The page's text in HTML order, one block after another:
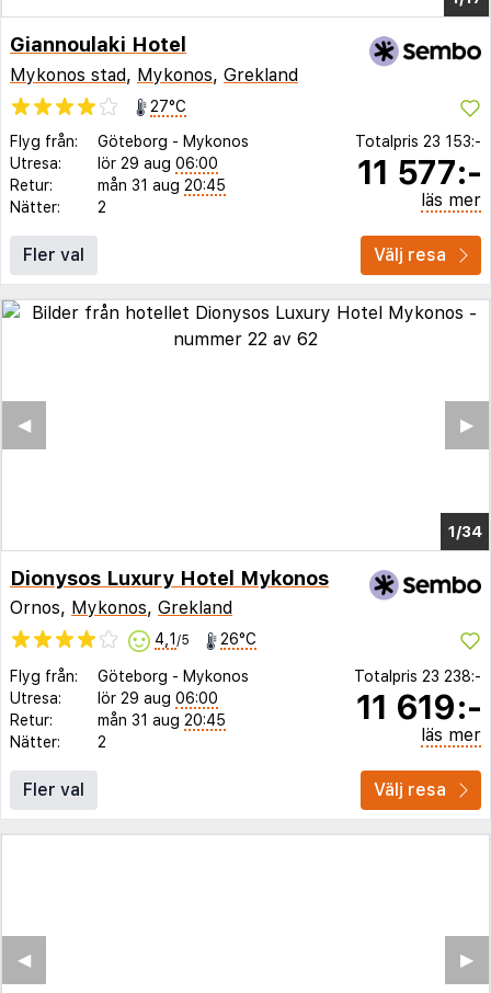
Giannoulaki Hotel
Mykonos stad, Mykonos, Grekland
27°C
Flyg från:
Göteborg - Mykonos
Utresa:
lör 29 aug 06:00
Retur:
mån 31 aug 20:45
Nätter:
2
Totalpris 23 153:-
11 577:-
läs mer
Fler val Välj resa
1/29
▶︎
◀︎
Dionysos Luxury Hotel Mykonos
Ornos, Mykonos, Grekland
4,1 /5 26°C
Flyg från: Göteborg - Mykonos
Utresa:
lör 29 aug 06:00
Retur:
mån 31 aug 20:45
Nätter:
2
Totalpris 23 238:-
11 619:-
läs mer
Fler val Välj resa
▶︎
◀︎